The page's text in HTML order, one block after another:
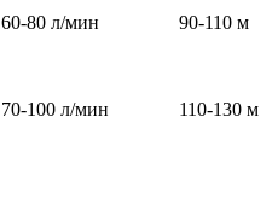
60-80 л/мин 90-110 м
70-100 л/мин 110-130 м